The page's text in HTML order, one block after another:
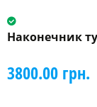
Наконечник
3800.00 грн.